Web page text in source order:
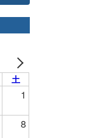
土
1
8